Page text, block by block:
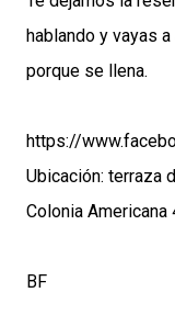
hablando y vayas
porque se llena.
https://
Ubicación: terraza
Colonia Americana
BF